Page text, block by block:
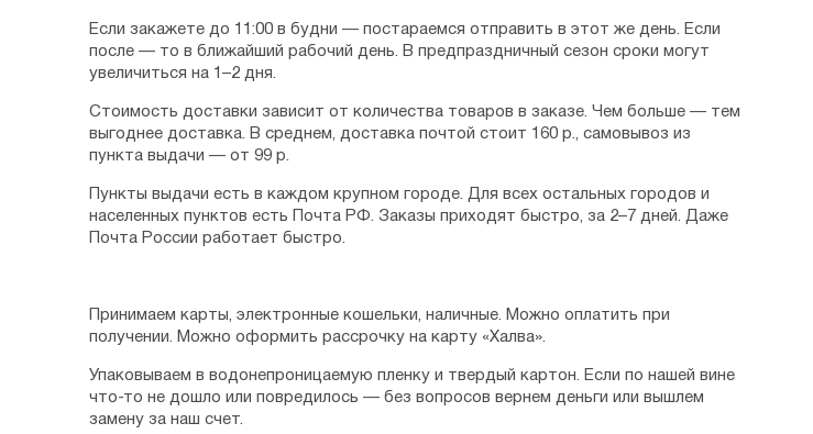
Если закажете до 11:00 в будни — постараемся отправить в этот же день. Если
после — то в ближайший рабочий день. В предпраздничный сезон сроки могут
увеличиться на 1–2 дня.
Стоимость доставки зависит от количества товаров в заказе. Чем больше — тем
выгоднее доставка. В среднем, доставка почтой стоит 160 р., самовывоз из
пункта выдачи — от 99 р.
Пункты выдачи есть в каждом крупном городе. Для всех остальных городов и
населенных пунктов есть Почта РФ. Заказы приходят быстро, за 2–7 дней. Даже
Почта России работает быстро.
Принимаем карты, электронные кошельки, наличные. Можно оплатить при
получении. Можно оформить рассрочку на карту «Халва».
Упаковываем в водонепроницаемую пленку и твердый картон. Если по нашей вине
что-то не дошло или повредилось — без вопросов вернем деньги или вышлем
замену за наш счет.